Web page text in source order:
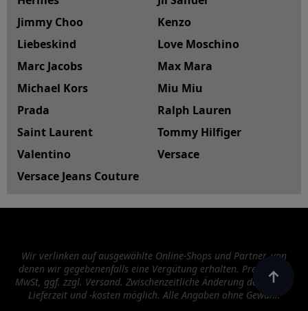
Jimmy Choo
Kenzo
Liebeskind
Love Moschino
Marc Jacobs
Max Mara
Michael Kors
Miu Miu
Prada
Ralph Lauren
Saint Laurent
Tommy Hilfiger
Valentino
Versace
Versace Jeans Couture
Wir verlinken auf ausgewählte Online-Shops und Partner, von
denen wir gegebenenfalls eine Vergütung erhalten. Preise inkl.
MwSt, ggf. zzgl. Versand. Zwischenzeitliche Änderung der Preise,
Lieferzeit und -kosten möglich. Alle Angaben ohne Gewähr.